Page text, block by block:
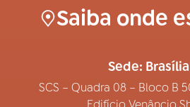
Saiba onde
Sede:
SCS – Quadra 08 – Bloco B